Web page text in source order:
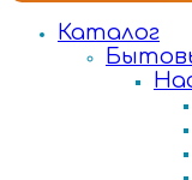
Каталог